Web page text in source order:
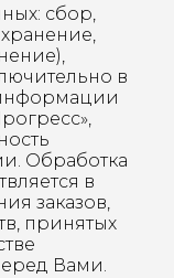
сбор,
в
Обработка
в
заказов,
принятых
Вами.